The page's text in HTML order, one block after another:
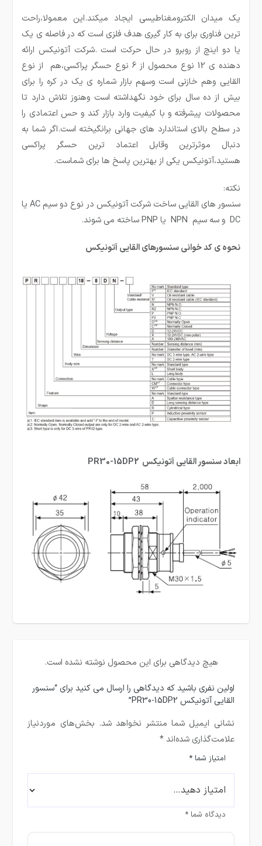
یک میدان الکترومغناطیسی ایجاد میکند.این معمولا،راحت
ترین فناوری برای به کار گیری هدف فلزی است که در فاصله ی یک
یا دو اینچ از روبرو در حال حرکت است .شرکت آتونیکس ارائه
دهنده ی 12 نوع محصول از 6 نوع حسگر پراکسی،هم از نوع
القایی وهم خازنی است وسهم بازار شماره ی یک در کره را برای
بیش از ده سال برای خود نگهداشته است وهنوز تلاش دارد تا
محصولات پیشرفته و با کیفیت وارد بازار کند و حس اعتمادی را
در سطح بالای استاندارد های جهانی برانگیخته است.اگر شما به
دنبال موثرترین وقابل اعتماد ترین حسگر پراکسی
هستید،آتونیکس یکی از بهترین پاسخ ها برای شماست.
نکته:
سنسور های القایی ساخت شركت آتونیكس در نوع دو سیم AC یا
DC و سه سیم NPN یا PNP ساخته می شوند.
نحوه ی کد خوانی سنسورهای القایی آتونیکس
ابعاد سنسور القایی آتونیکس PR30-15DP2
هیچ دیدگاهی برای این محصول نوشته نشده است.
اولین نفری باشید که دیدگاهی را ارسال می کنید برای “سنسور
القایی آتونیکس PR30-15DP2”
نشانی ایمیل شما منتشر نخواهد شد. بخش‌های موردنیاز
علامت‌گذاری شده‌اند*
امتیاز شما*
دیدگاه شما*